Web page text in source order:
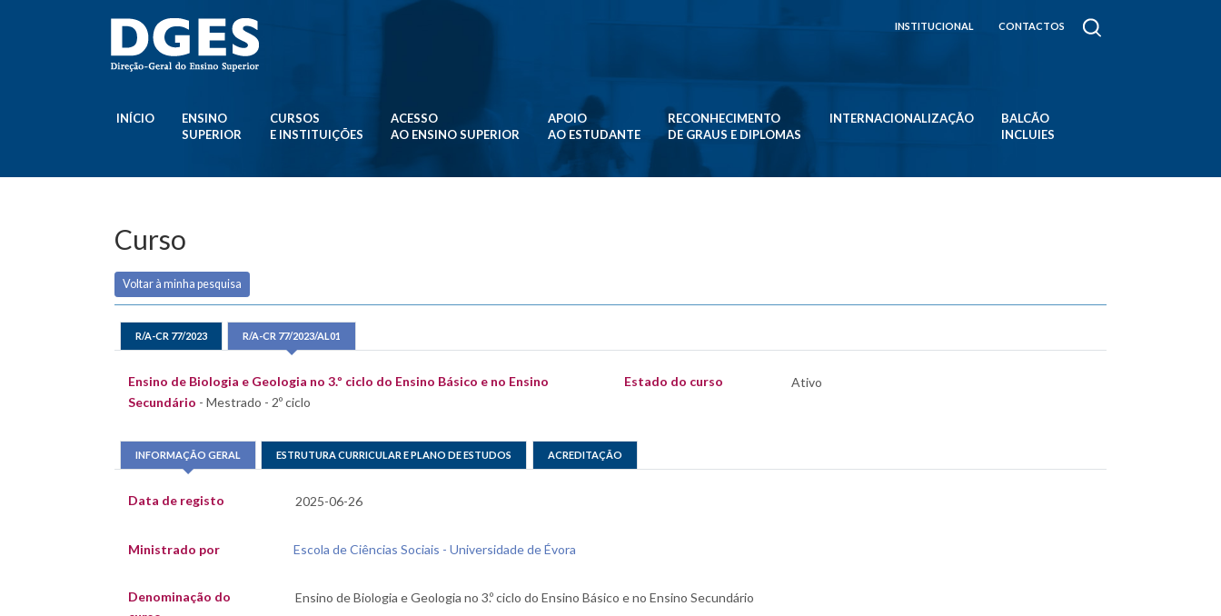
INSTITUCIONAL CONTACTOS
INÍCIO
ENSINO
SUPERIOR
CURSOS
E INSTITUIÇÕES
ACESSO
AO ENSINO SUPERIOR
APOIO
AO ESTUDANTE
RECONHECIMENTO
DE GRAUS E DIPLOMAS
INTERNACIONALIZAÇÃO
BALCÃO
INCLUIES
Curso
Voltar à minha pesquisa
R/A-CR 77/2023 R/A-CR 77/2023/AL01
Ensino de Biologia e Geologia no 3.º ciclo do Ensino Básico e no Ensino
Secundário - Mestrado - 2º ciclo
Estado do curso
INFORMAÇÃO GERAL ESTRUTURA CURRICULAR E PLANO DE ESTUDOS ACREDITAÇÃO
Data de registo
Ministrado por Escola de Ciências Sociais - Universidade de Évora
Denominação do